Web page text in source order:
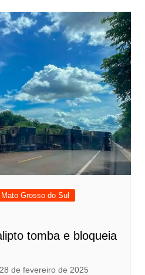
Mato Grosso do Sul
tomba e bloqueia
28 de fevereiro de 2025